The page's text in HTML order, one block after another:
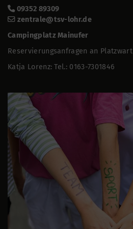
09352 89309
zentrale@tsv-lohr.de
Campingplatz Mainufer
Reservierungsanfragen an Platzwart
Katja Lorenz: Tel.: 0163-7301846